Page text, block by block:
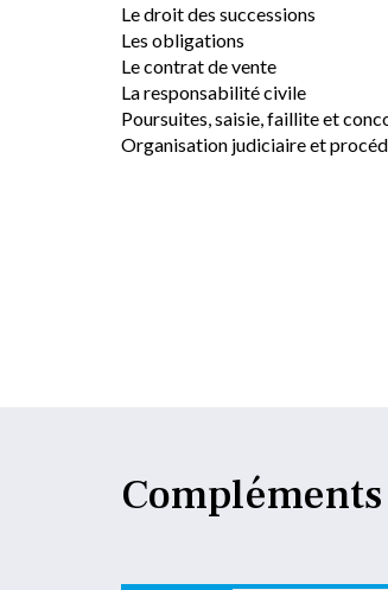
Le droit des successions
Les obligations
Le contrat de vente
La responsabilité civile
Poursuites, saisie, faillite et
Organisation judiciaire et
Compléments